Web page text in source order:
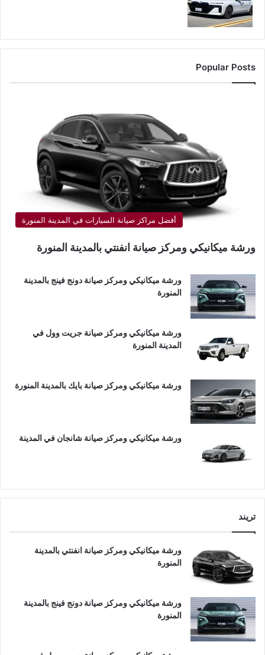
Popular Posts
أفضل مراكز صيانة السيارات في المدينة المنورة
ورشة ميكانيكي ومركز صيانة انفنتي بالمدينة المنورة
ورشة ميكانيكي ومركز صيانة دونج فينج بالمدينة
المنورة
ورشة ميكانيكي ومركز صيانة جريت وول في
المدينة المنورة
ورشة ميكانيكي ومركز صيانة بايك بالمدينة المنورة
ورشة ميكانيكي ومركز صيانة شانجان في المدينة
تريند
ورشة ميكانيكي ومركز صيانة انفنتي بالمدينة
المنورة
ورشة ميكانيكي ومركز صيانة دونج فينج بالمدينة
المنورة